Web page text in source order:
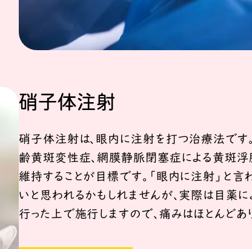
硝子体注射
硝子体注射は、眼内に注射を打つ治療法です
齢黄斑変性症、網膜静脈閉塞症による黄斑浮
維持することが目標です。「眼内に注射」と言
いと思われるかもしれませんが、実際は目薬に
行った上で施行しますので、痛みはほとんどあ